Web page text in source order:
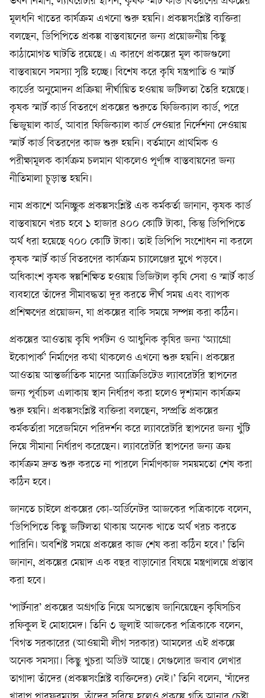
মূলধনি খাতের কার্যক্রম এখনো শুরু হয়নি। প্রকল্পসংশ্লিষ্ট ব্যক্তিরা
বলছেন, ডিপিপিতে প্রকল্প বাস্তবায়নের জন্য প্রয়োজনীয় কিছু
কাঠামোগত ঘাটতি রয়েছে। এ কারণে প্রকল্পের মূল কাজগুলো
বাস্তবায়নে সমস্যা সৃষ্টি হচ্ছে। বিশেষ করে কৃষি যন্ত্রপাতি ও স্মার্ট
কার্ডের অনুমোদন প্রক্রিয়া দীর্ঘায়িত হওয়ায় জটিলতা তৈরি হয়েছে।
কৃষক স্মার্ট কার্ড বিতরণে প্রকল্পের শুরুতে ফিজিক্যাল কার্ড, পরে
ভিজুয়াল কার্ড, আবার ফিজিক্যাল কার্ড দেওয়ার নির্দেশনা দেওয়ায়
স্মার্ট কার্ড বিতরণের কাজ শুরু হয়নি। বর্তমানে প্রাথমিক ও
পরীক্ষামূলক কার্যক্রম চলমান থাকলেও পূর্ণাঙ্গ বাস্তবায়নের জন্য
নীতিমালা চূড়ান্ত হয়নি।
নাম প্রকাশে অনিচ্ছুক প্রকল্পসংশ্লিষ্ট এক কর্মকর্তা জানান, কৃষক কার্ড
বাস্তবায়নে খরচ হবে ১ হাজার ৪০০ কোটি টাকা, কিন্তু ডিপিপিতে
অর্থ ধরা হয়েছে ৭০০ কোটি টাকা। তাই ডিপিপি সংশোধন না করলে
কৃষক স্মার্ট কার্ড বিতরণের কার্যক্রম চ্যালেঞ্জের মুখে পড়বে।
অধিকাংশ কৃষক স্বল্পশিক্ষিত হওয়ায় ডিজিটাল কৃষি সেবা ও স্মার্ট কার্ড
ব্যবহারে তাঁদের সীমাবদ্ধতা দূর করতে দীর্ঘ সময় এবং ব্যাপক
প্রশিক্ষণের প্রয়োজন, যা প্রকল্পের বাকি সময়ে সম্পন্ন করা কঠিন।
প্রকল্পের আওতায় কৃষি পর্যটন ও আধুনিক কৃষির জন্য ‘অ্যাগ্রো
ইকোপার্ক’ নির্মাণের কথা থাকলেও এখনো শুরু হয়নি। প্রকল্পের
আওতায় আন্তর্জাতিক মানের অ্যাক্রিডিটেড ল্যাবরেটরি স্থাপনের
জন্য পূর্বাচল এলাকায় স্থান নির্ধারণ করা হলেও দৃশ্যমান কার্যক্রম
শুরু হয়নি। প্রকল্পসংশ্লিষ্ট ব্যক্তিরা বলছেন, সম্প্রতি প্রকল্পের
কর্মকর্তারা সরেজমিনে পরিদর্শন করে ল্যাবরেটরি স্থাপনের জন্য খুঁটি
দিয়ে সীমানা নির্ধারণ করেছেন। ল্যাবরেটরি স্থাপনের জন্য ক্রয়
কার্যক্রম দ্রুত শুরু করতে না পারলে নির্মাণকাজ সময়মতো শেষ করা
কঠিন হবে।
জানতে চাইলে প্রকল্পের কো-অর্ডিনেটর আজকের পত্রিকাকে বলেন,
‘ডিপিপিতে কিছু জটিলতা থাকায় অনেক খাতে অর্থ খরচ করতে
পারিনি। অবশিষ্ট সময়ে প্রকল্পের কাজ শেষ করা কঠিন হবে।’ তিনি
জানান, প্রকল্পের মেয়াদ এক বছর বাড়ানোর বিষয়ে মন্ত্রণালয়ে প্রস্তাব
করা হবে।
‘পার্টনার’ প্রকল্পের অগ্রগতি নিয়ে অসন্তোষ জানিয়েছেন কৃষিসচিব
রফিকুল ই মোহামেদ। তিনি ৩ জুলাই আজকের পত্রিকাকে বলেন,
‘বিগত সরকারের (আওয়ামী লীগ সরকার) আমলের এই প্রকল্পে
অনেক সমস্যা। কিছু খুচরা অডিট আছে। যেগুলোর জবাব লেখার
তাগাদা তাঁদের (প্রকল্পসংশ্লিষ্ট ব্যক্তিদের) নেই।’ তিনি বলেন, ‘যাঁদের